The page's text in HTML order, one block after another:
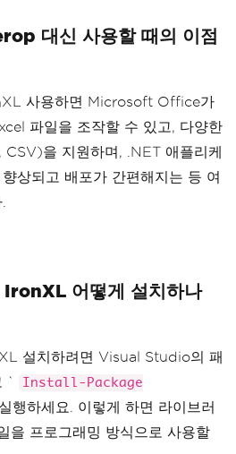
대신 사용할 때의 이점
사용하면 Microsoft Office가
파일을 조작할 수 있고, 다양한
을 지원하며, .NET 애플리케
상되고 배포가 간편해지는 등 여
어떻게 설치하나
설치하려면 Visual Studio의 패
`
Install-Package
행하세요. 이렇게 하면 라이브러
을 프로그래밍 방식으로 사용할